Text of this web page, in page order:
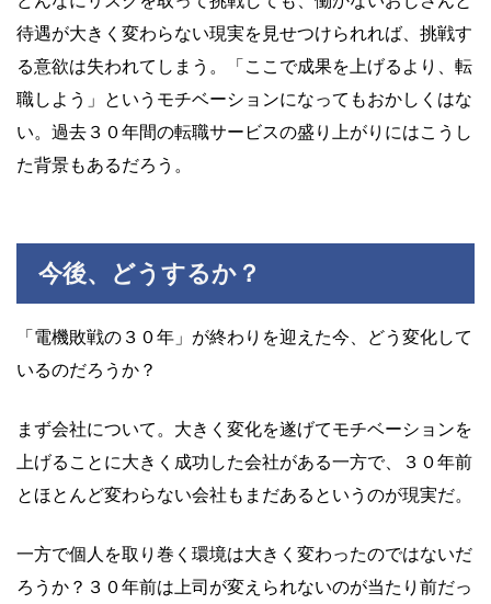
待遇が大きく変わらない現実を見せつけられれば、挑戦す
る意欲は失われてしまう。「ここで成果を上げるより、転
職しよう」というモチベーションになってもおかしくはな
い。過去３０年間の転職サービスの盛り上がりにはこうし
た背景もあるだろう。
今後、どうするか？
「電機敗戦の３０年」が終わりを迎えた今、どう変化して
いるのだろうか？
まず会社について。大きく変化を遂げてモチベーションを
上げることに大きく成功した会社がある一方で、３０年前
とほとんど変わらない会社もまだあるというのが現実だ。
一方で個人を取り巻く環境は大きく変わったのではないだ
ろうか？３０年前は上司が変えられないのが当たり前だっ